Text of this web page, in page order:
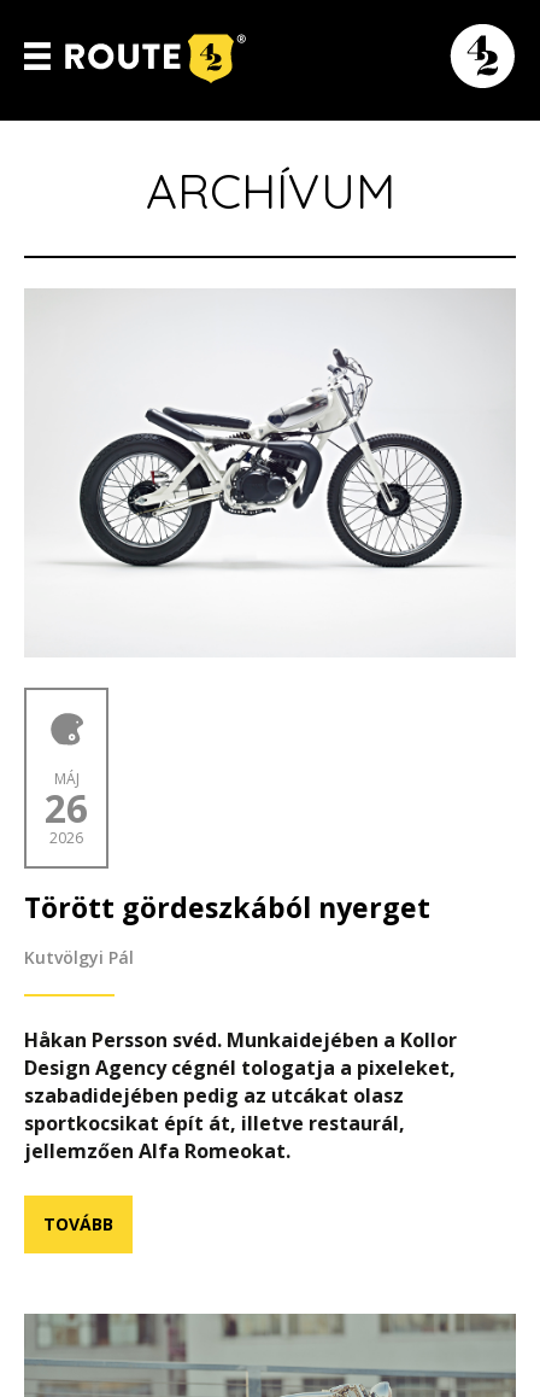
ARCHÍVUM
MÁJ
26
2026
Törött gördeszkából nyerget
Kutvölgyi Pál
Håkan Persson svéd. Munkaidejében a Kollor
Design Agency cégnél tologatja a pixeleket,
szabadidejében pedig az utcákat olasz
sportkocsikat épít át, illetve restaurál,
jellemzően Alfa Romeokat.
TOVÁBB